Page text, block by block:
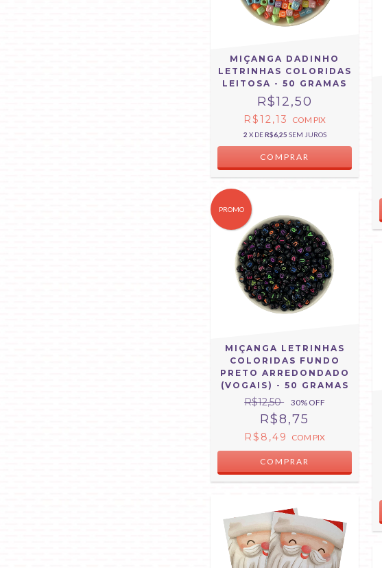
MIÇANGA DADINHO
LETRINHAS COLORIDAS
LEITOSA - 50 GRAMAS
R$12,50
R$12,13 COM PIX
2 X DER$6,25 SEM JUROS
PROMO
MIÇANGA LETRINHAS
COLORIDAS FUNDO
PRETO ARREDONDADO
(VOGAIS) - 50 GRAMAS
R$12,50 30% OFF
R$8,75
R$8,49 COM PIX